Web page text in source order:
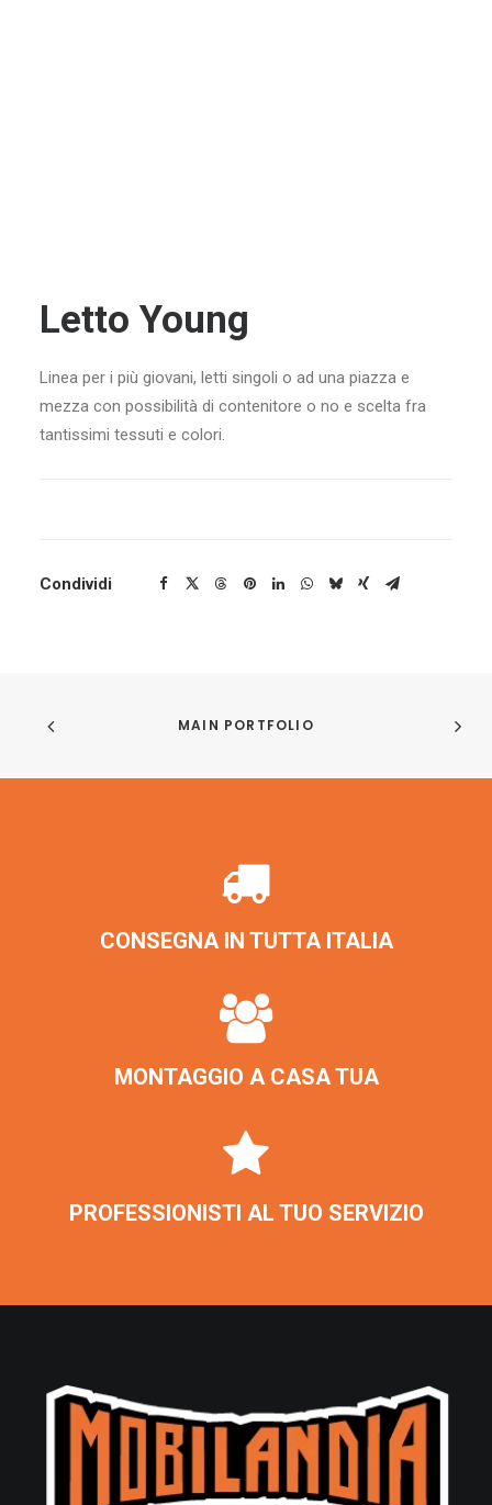
Letto Young
Linea per i più giovani, letti singoli o ad una piazza e
mezza con possibilità di contenitore o no e scelta fra
tantissimi tessuti e colori.
Condividi
MAIN PORTFOLIO
CONSEGNA IN TUTTA ITALIA
MONTAGGIO A CASA TUA
PROFESSIONISTI AL TUO SERVIZIO